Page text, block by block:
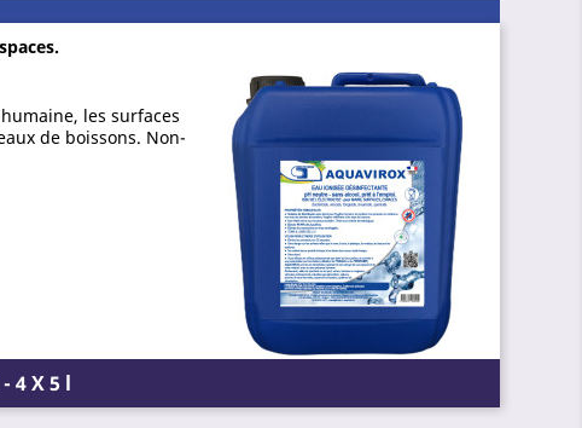
les surfaces
de boissons. Non-
4 X 5 l